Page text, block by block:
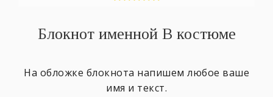
Блокнот именной В костюме
На обложке блокнота напишем любое ваше
имя и текст.